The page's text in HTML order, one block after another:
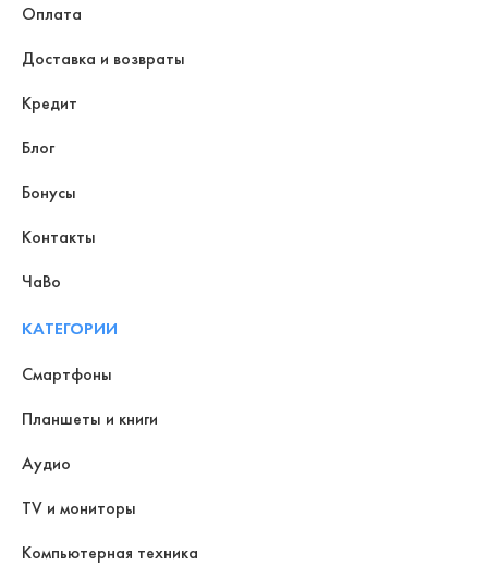
Оплата
Доставка и возвраты
Кредит
Блог
Бонусы
Контакты
ЧаВо
КАТЕГОРИИ
Смартфоны
Планшеты и книги
Аудио
TV и мониторы
Компьютерная техника